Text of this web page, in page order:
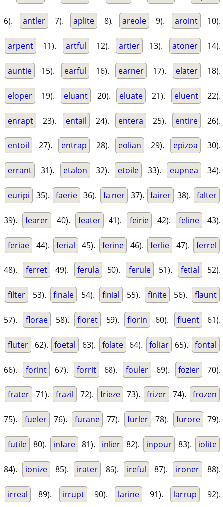
6). antler 7). aplite 8). areole 9). aroint 10).
arpent 11). artful 12). artier 13). atoner 14).
auntie 15). earful 16). earner 17). elater 18).
eloper 19). eluant 20). eluate 21). eluent 22).
enrapt 23). entail 24). entera 25). entire 26).
entoil 27). entrap 28). eolian 29). epizoa 30).
errant 31). etalon 32). etoile 33). eupnea 34).
euripi 35). faerie 36). fainer 37). fairer 38). falter
39). fearer 40). feater 41). feirie 42). feline 43).
feriae 44). ferial 45). ferine 46). ferlie 47). ferrel
48). ferret 49). ferula 50). ferule 51). fetial 52).
filter 53). finale 54). finial 55). finite 56). flaunt
57). florae 58). floret 59). florin 60). fluent 61).
fluter 62). foetal 63). folate 64). foliar 65). fontal
66). forint 67). forrit 68). fouler 69). fozier 70).
frater 71). frazil 72). frieze 73). frizer 74). frozen
75). fueler 76). furane 77). furler 78). furore 79).
futile 80). infare 81). inlier 82). inpour 83). iolite
84). ionize 85). irater 86). ireful 87). ironer 88).
irreal 89). irrupt 90). larine 91). larrup 92).